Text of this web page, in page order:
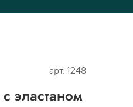
арт. 1248
эластаном